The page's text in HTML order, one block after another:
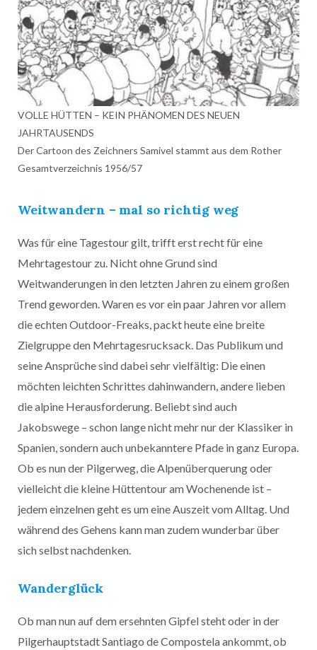
VOLLE HÜTTEN – KEIN PHÄNOMEN DES NEUEN
JAHRTAUSENDS
Der Cartoon des Zeichners Samivel stammt aus dem Rother
Gesamtverzeichnis 1956/57
Weitwandern – mal so richtig weg
Was für eine Tagestour gilt, trifft erst recht für eine
Mehrtagestour zu. Nicht ohne Grund sind
Weitwanderungen in den letzten Jahren zu einem großen
Trend geworden. Waren es vor ein paar Jahren vor allem
die echten Outdoor-Freaks, packt heute eine breite
Zielgruppe den Mehrtagesrucksack. Das Publikum und
seine Ansprüche sind dabei sehr vielfältig: Die einen
möchten leichten Schrittes dahinwandern, andere lieben
die alpine Herausforderung. Beliebt sind auch
Jakobswege – schon lange nicht mehr nur der Klassiker in
Spanien, sondern auch unbekanntere Pfade in ganz Europa.
Ob es nun der Pilgerweg, die Alpenüberquerung oder
vielleicht die kleine Hüttentour am Wochenende ist –
jedem einzelnen geht es um eine Auszeit vom Alltag. Und
während des Gehens kann man zudem wunderbar über
sich selbst nachdenken.
Wanderglück
Ob man nun auf dem ersehnten Gipfel steht oder in der
Pilgerhauptstadt Santiago de Compostela ankommt, ob